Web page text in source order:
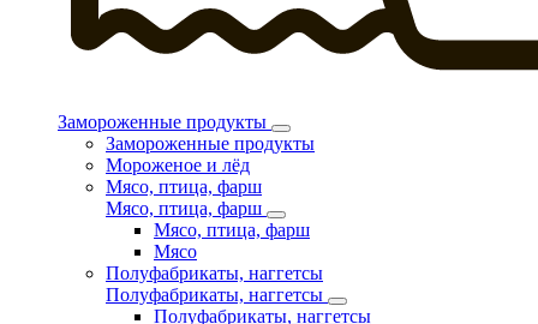
Замороженные продукты
Замороженные продукты
Мороженое и лёд
Мясо, птица, фарш
Мясо, птица, фарш
Мясо, птица, фарш
Мясо
Полуфабрикаты, наггетсы
Полуфабрикаты, наггетсы
Полуфабрикаты, наггетсы